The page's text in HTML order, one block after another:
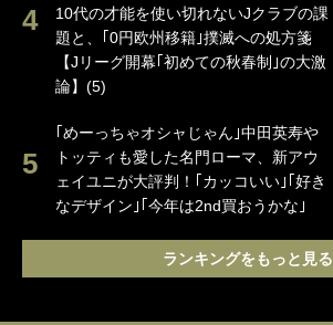
10代の才能を使い切れないJクラブの課
題と、｢0円欧州移籍｣撲滅への処方箋
【Jリーグ開幕｢初めての秋春制｣の大激
論】(5)
｢めーっちゃオシャじゃん｣中田英寿や
トッティも愛した名門ローマ、新アウ
ェイユニが大評判！｢カッコいい｣｢好き
なデザイン｣｢今年は2nd買おうかな｣
ランキングをもっと見る